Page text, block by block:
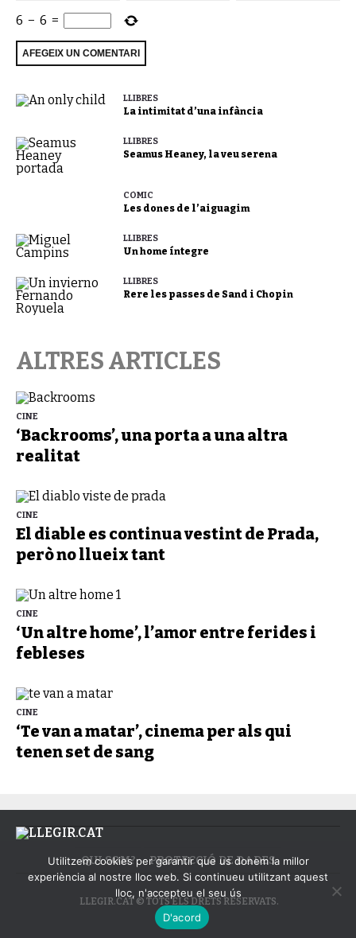
6 − 6 =
LLIBRES
La intimitat d’una infància
LLIBRES
Seamus Heaney, la veu serena
CÒMIC
Les dones de l’aiguagim
LLIBRES
Un home íntegre
LLIBRES
Rere les passes de Sand i Chopin
ALTRES ARTICLES
CINE
‘Backrooms’, una porta a una altra
realitat
CINE
El diable es continua vestint de Prada,
però no llueix tant
CINE
‘Un altre home’, l’amor entre ferides i
febleses
CINE
‘Te van a matar’, cinema per als qui
tenen set de sang
QUI SOM? PROTECCIÓ DE DADES
LLEGIR.CAT © TOTS ELS DRETS RESERVATS.
Utilitzem cookies per garantir que us donem la millor
experiència al nostre lloc web. Si continueu utilitzant aquest
lloc, n'accepteu el seu ús
D'acord